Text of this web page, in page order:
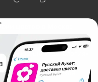
цветов в Москве
«Технология»
ул. Ипподромская,